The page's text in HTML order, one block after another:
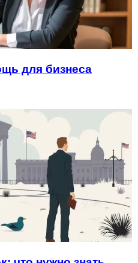
для бизнеса